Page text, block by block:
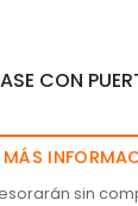
CON
sin